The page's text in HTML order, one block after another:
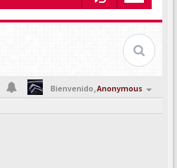
Bienvenido,Anonymous